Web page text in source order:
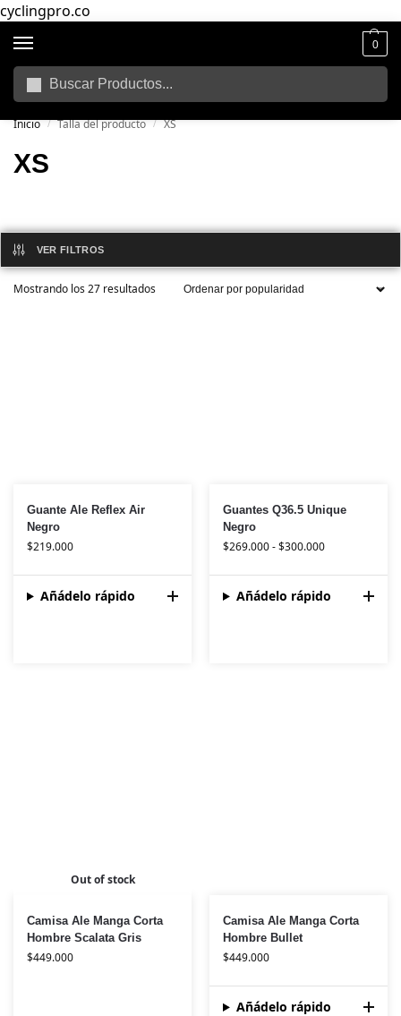
cyclingpro.co
0
🚴‍ Envío gratuito a todo Colombia por compras superiores a $250.000
Inicio / Talla del producto / XS
XS
VER FILTROS
Mostrando los 27 resultados
Guante Ale Reflex Air
Negro
$219.000
Añádelo rápido
Guantes Q36.5 Unique
Negro
$269.000-$300.000
Añádelo rápido
Out of stock
Camisa Ale Manga Corta
Hombre Scalata Gris
$449.000
Camisa Ale Manga Corta
Hombre Bullet
$449.000
Añádelo rápido